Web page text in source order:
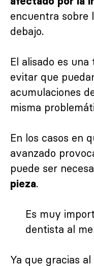
encuentra sobre
debajo.
El alisado es
evitar que
acumulaciones
misma
En los casos en
avanzado
puede ser
pieza.
Es muy
dentista al
Ya que gracias